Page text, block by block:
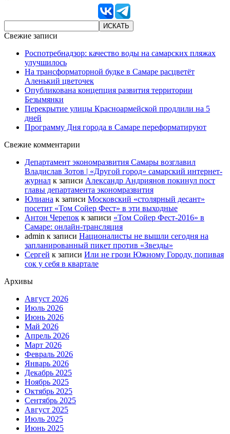
Свежие записи
Роспотребнадзор: качество воды на самарских пляжах
улучшилось
На трансформаторной будке в Самаре расцветёт
Аленький цветочек
Опубликована концепция развития территории
Безымянки
Перекрытие улицы Красноармейской продлили на 5
дней
Программу Дня города в Самаре переформатируют
Свежие комментарии
Департамент экономразвития Самары возглавил
Владислав Зотов | «Другой город» самарский интернет-
журнал к записи Александр Андриянов покинул пост
главы департамента экономразвития
Юлиана к записи Московский «столярный десант»
посетит «Том Сойер Фест» в эти выходные
Антон Черепок к записи «Том Сойер Фест-2016» в
Самаре: онлайн-трансляция
admin к записи Националисты не вышли сегодня на
запланированный пикет против «Звезды»
Сергей к записи Или не грози Южному Городу, попивая
сок у себя в квартале
Архивы
Август 2026
Июль 2026
Июнь 2026
Май 2026
Апрель 2026
Март 2026
Февраль 2026
Январь 2026
Декабрь 2025
Ноябрь 2025
Октябрь 2025
Сентябрь 2025
Август 2025
Июль 2025
Июнь 2025